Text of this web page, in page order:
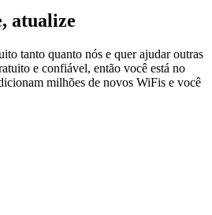
atualize
tanto quanto nós e quer ajudar outras
e confiável, então você está no
milhões de novos WiFis e você